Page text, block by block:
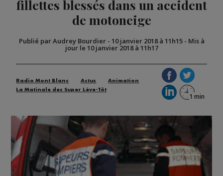
fillettes blessés dans un accident
de motoneige
Publié par Audrey Bourdier- 10 janvier 2018 à 11h15- Mis à
jour le 10 janvier 2018 à 11h17
Radio Mont Blanc Actus
Animation
La Matinale des Super Lève-Tôt